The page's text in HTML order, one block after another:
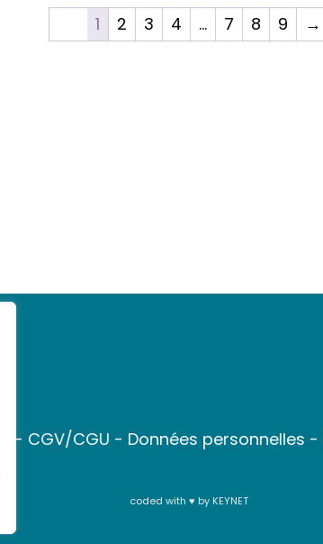
1 2 3 4 … 7 8 9 →
- CGV/CGU - Données personnelles -
coded with ♥ by KEYNET